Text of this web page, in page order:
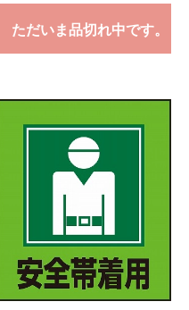
ただいま品切れ中です。